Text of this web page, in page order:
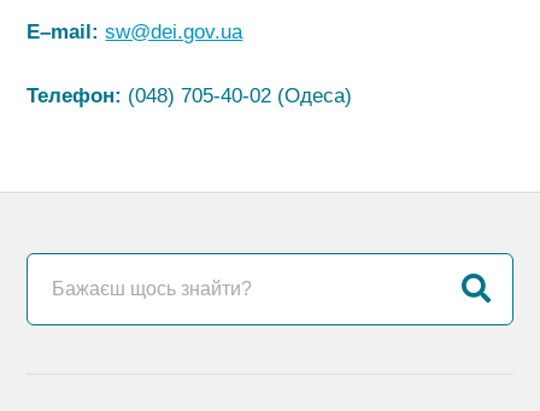
E–mail: sw@dei.gov.ua
Телефон: (048) 705-40-02 (Одеса)